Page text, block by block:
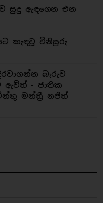
සුදු ඇඳගෙන එන
කැඳවූ විනිසුරු
බැරුව
ඇවිත් - ජාතික
මන්ත්‍රී නජිත්